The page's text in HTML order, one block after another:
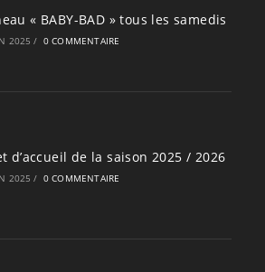
« BABY-BAD » tous les samedis
2025 / 0 COMMENTAIRE
d’accueil de la saison 2025 / 2026
2025 / 0 COMMENTAIRE